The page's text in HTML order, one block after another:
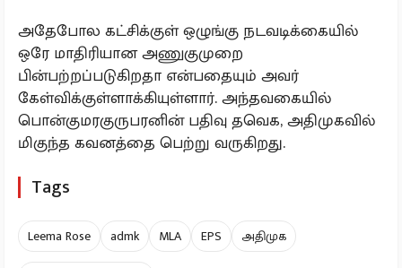
அதேபோல கட்சிக்குள் ஒழுங்கு நடவடிக்கையில்
ஒரே மாதிரியான அணுகுமுறை
பின்பற்றப்படுகிறதா என்பதையும் அவர்
கேள்விக்குள்ளாக்கியுள்ளார். அந்தவகையில்
பொன்குமரகுருபரனின் பதிவு தவெக, அதிமுகவில்
மிகுந்த கவனத்தை பெற்று வருகிறது.
Tags
Leema Rose admk MLA EPS
அதிமுக